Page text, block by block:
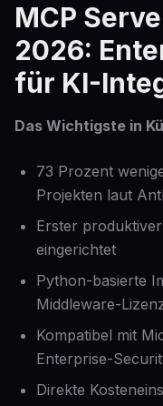
MCP
2026:
für KI-
Das Wichtigste in
73 Prozent
Projekten laut
Erster
eingerichtet
Python-basierte
Middleware-
Kompatibel mit
Enterprise-
Direkte